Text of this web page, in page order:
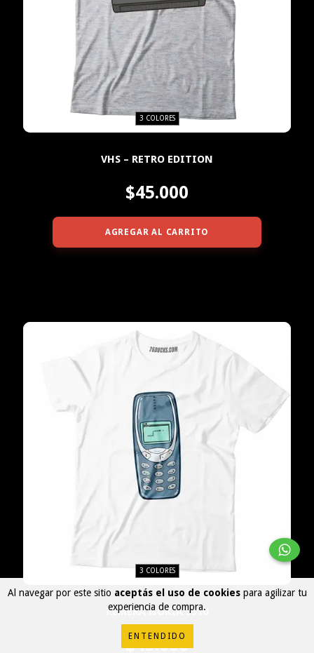
Al navegar por este sitio aceptás el uso de cookiespara agilizar tu
experiencia de compra.
ENTENDIDO
3 COLORES
VHS – RETRO EDITION
$45.000
AGREGAR AL CARRITO
3 COLORES
REMERA NOKIA 3310
$45.000